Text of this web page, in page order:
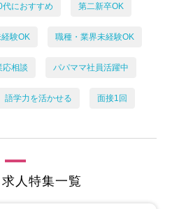
代におすすめ 第二新卒OK
験OK 職種・業界未経験OK
応相談 パパママ社員活躍中
語学力を活かせる 面接1回
人特集一覧